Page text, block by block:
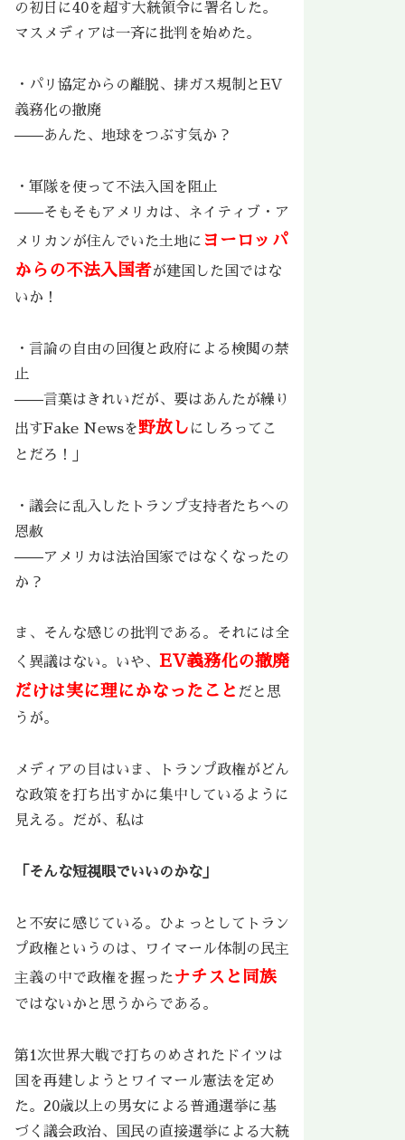
の初日に40を超す大統領令に署名した。
マスメディアは一斉に批判を始めた。
・パリ協定からの離脱、排ガス規制とEV
義務化の撤廃
——あんた、地球をつぶす気か？
・軍隊を使って不法入国を阻止
——そもそもアメリカは、ネイティブ・ア
メリカンが住んでいた土地に ヨーロッパ
からの不法入国者が建国した国ではな
いか！
・言論の自由の回復と政府による検閲の禁
止
——言葉はきれいだが、要はあんたが繰り
出すFake Newsを野放し にしろってこ
とだろ！」
・議会に乱入したトランプ支持者たちへの
恩赦
——アメリカは法治国家ではなくなったの
か？
ま、そんな感じの批判である。それには全
く異議はない。いや、 EV義務化の撤廃
だけは実に理にかなったこと だと思
うが。
メディアの目はいま、トランプ政権がどん
な政策を打ち出すかに集中しているように
見える。だが、私は
「そんな短視眼でいいのかな」
と不安に感じている。ひょっとしてトラン
プ政権というのは、ワイマール体制の民主
主義の中で政権を握った ナチスと同族
ではないかと思うからである。
第1次世界大戦で打ちのめされたドイツは
国を再建しようとワイマール憲法を定め
た。20歳以上の男女による普通選挙に基
づく議会政治、国民の直接選挙による大統